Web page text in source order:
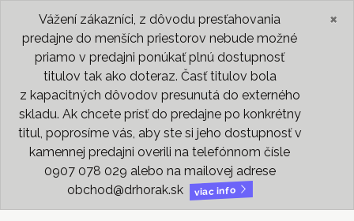
Vážení zákazníci, z dôvodu presťahovania
predajne do menších priestorov nebude možné
priamo v predajni ponúkať plnú dostupnosť
titulov tak ako doteraz. Časť titulov bola
z kapacitných dôvodov presunutá do externého
skladu. Ak chcete prísť do predajne po konkrétny
titul, poprosíme vás, aby ste si jeho dostupnosť v
kamennej predajni overili na telefónnom čísle
0907 078 029 alebo na mailovej adrese
obchod@drhorak.sk
viac info
×